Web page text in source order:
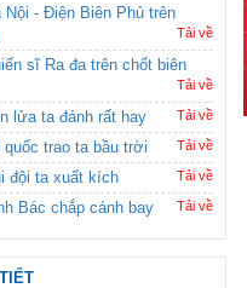
Nội - Điện Biên Phủ trên
Tải về
sĩ Ra đa trên chốt biên
Tải về
lửa ta đánh rất hay Tải về
quốc trao ta bầu trời Tải về
đội ta xuất kích Tải về
Bác chắp cánh bay Tải về